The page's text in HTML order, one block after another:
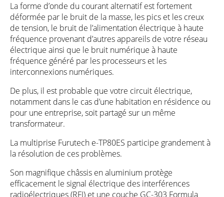
La forme d’onde du courant alternatif est fortement
déformée par le bruit de la masse, les pics et les creux
de tension, le bruit de l’alimentation électrique à haute
fréquence provenant d’autres appareils de votre réseau
électrique ainsi que le bruit numérique à haute
fréquence généré par les processeurs et les
interconnexions numériques.
De plus, il est probable que votre circuit électrique,
notamment dans le cas d’une habitation en résidence ou
pour une entreprise, soit partagé sur un même
transformateur.
La multiprise Furutech e-TP80ES participe grandement à
la résolution de ces problèmes.
Son magnifique châssis en aluminium protège
efficacement le signal électrique des interférences
radioélectriques (RFI) et une couche GC-303 Formula